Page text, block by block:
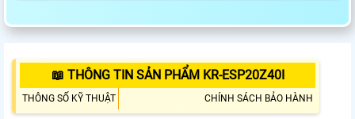
📖 THÔNG TIN SẢN PHẨM KR-ESP20Z40I
THÔNG SỐ KỸ THUẬT CHÍNH SÁCH BẢO HÀNH